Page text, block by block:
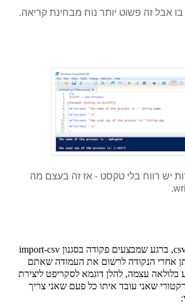
אבל זה פשוט יותר נוח מבחינת קריאה.
יש רווח בלי טקסט - אז זה בעצם מה
אגב בעבודה עם קובץ csv, ברגע שמבצעים פקודה בסגנון import-csv
אחרי הנקודה לרשום את העמודה שאתם
בלולאה עצמה, להלן דוגמא לסקריפט ליצירת
שאני עובד איתו כל פעם שאני צריך